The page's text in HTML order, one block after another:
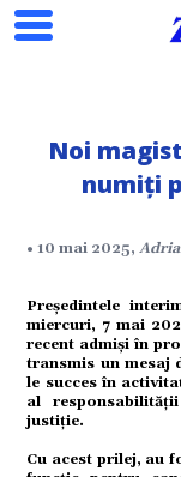
Noi
numiți
• 10 mai 2025,
Președintele
miercuri, 7 mai
recent admiși în
transmis un mesaj
le succes în
al
justiție.
Cu acest prilej, au